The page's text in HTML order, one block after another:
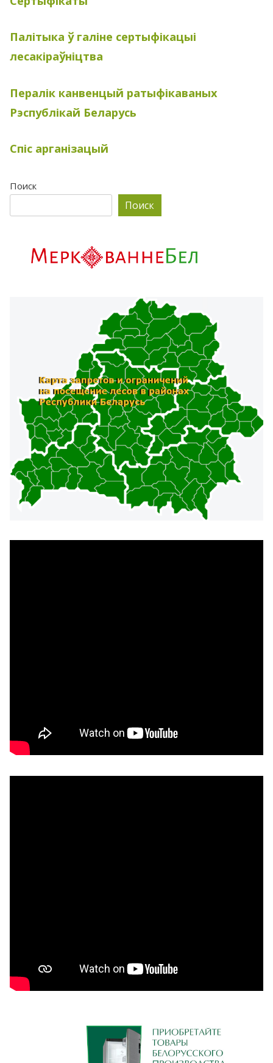
Палітыка ў галіне сертыфікацыі
лесакіраўніцтва
Пералік канвенцый ратыфікаваных
Рэспублікай Беларусь
Спіс арганізацый
Поиск
Поиск